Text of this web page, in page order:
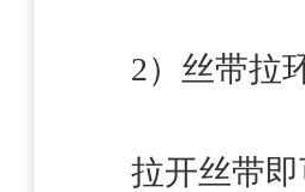
2）丝带拉
拉开丝带即